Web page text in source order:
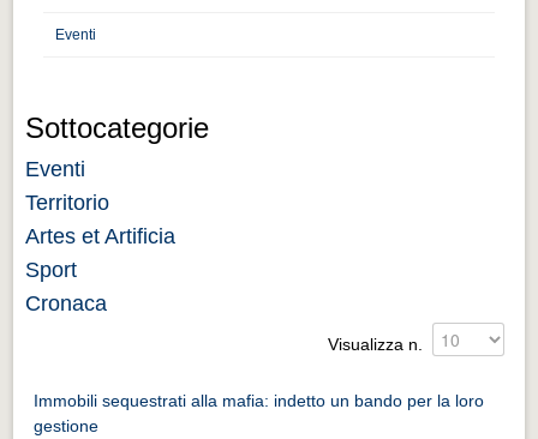
Cultura e turismo 4.0
Cultura e turismo 4.0
PROGETTI
Progetti Aperti
Progetti Realizzati
Eventi
Sottocategorie
Eventi
Territorio
Artes et Artificia
Sport
Cronaca
Visualizza n.
Immobili sequestrati alla mafia: indetto un bando per la loro
gestione